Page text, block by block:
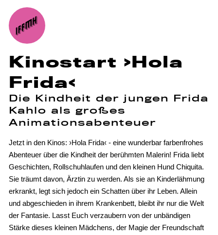
Kinostart ›Hola
Frida‹
Die Kindheit der jungen Frida
Kahlo als großes
Animationsabenteuer
Jetzt in den Kinos: ›Hola Frida‹ - eine wunderbar farbenfrohes
Abenteuer über die Kindheit der berühmten Malerin! Frida liebt
Geschichten, Rollschuhlaufen und den kleinen Hund Chiquita.
Sie träumt davon, Ärztin zu werden. Als sie an Kinderlähmung
erkrankt, legt sich jedoch ein Schatten über ihr Leben. Allein
und abgeschieden in ihrem Krankenbett, bleibt ihr nur die Welt
der Fantasie. Lasst Euch verzaubern von der unbändigen
Stärke dieses kleinen Mädchens, der Magie der Freundschaft